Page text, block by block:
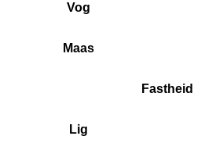
Vog
Maas
Fastheid
Lig